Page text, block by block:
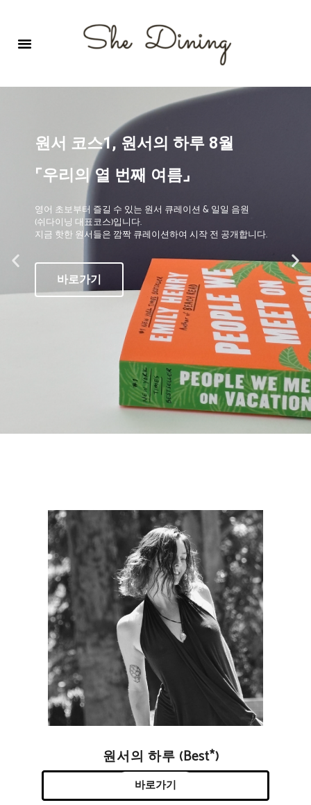
원서 코스1, 원서의 하루 8월
⌜우리의 열 번째 여름⌟
영어 초보부터 즐길 수 있는 원서 큐레이션 & 일일 음원
(쉬다이닝 대표코스)입니다.
지금 핫한 원서들은 깜짝 큐레이션하여 시작 전 공개합니다.
바로가기
원서의 하루 (Best*)
바로가기